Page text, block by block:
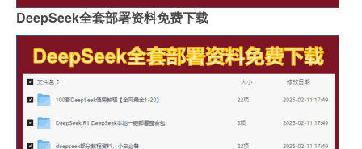
DeepSeek全套部署资料免费下载